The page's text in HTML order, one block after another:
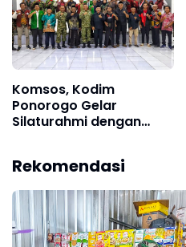
Komsos, Kodim
Ponorogo Gelar
Silaturahmi dengan
Rekomendasi